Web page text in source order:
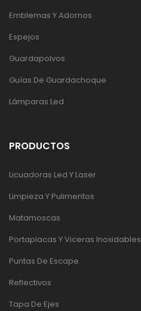
Emblemas Y Adornos
Espejos
Guardapolvos
Guías De Guardachoque
Lámparas Led
PRODUCTOS
Licuadoras Led Y Laser
Limpieza Y Pulimentos
Matamoscas
Portaplacas Y Viceras Inoxidables
Puntas De Escape
Reflectivos
Tapa De Ejes